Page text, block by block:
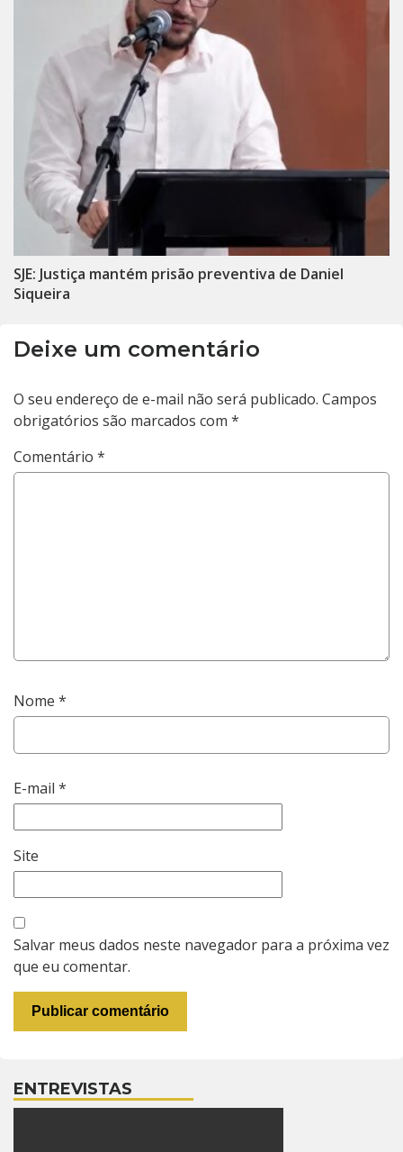
SJE: Justiça mantém prisão preventiva de Daniel
Siqueira
Deixe um comentário
O seu endereço de e-mail não será publicado. Campos
obrigatórios são marcados com *
Comentário *
Nome *
E-mail *
Site
Salvar meus dados neste navegador para a próxima vez
que eu comentar.
ENTREVISTAS